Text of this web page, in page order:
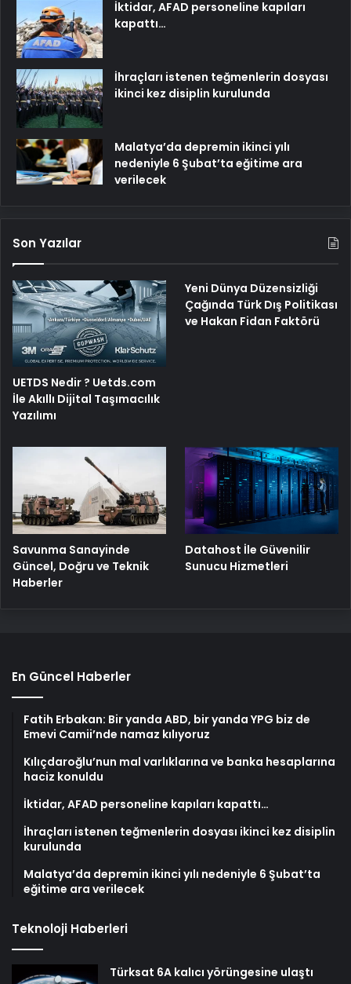
İktidar, AFAD personeline kapıları
kapattı…
İhraçları istenen teğmenlerin dosyası
ikinci kez disiplin kurulunda
Malatya’da depremin ikinci yılı
nedeniyle 6 Şubat’ta eğitime ara
verilecek
Son Yazılar
UETDS Nedir ? Uetds.com
İle Akıllı Dijital Taşımacılık
Yazılımı
Yeni Dünya Düzensizliği
Çağında Türk Dış Politikası
ve Hakan Fidan Faktörü
Savunma Sanayinde
Güncel, Doğru ve Teknik
Haberler
Datahost İle Güvenilir
Sunucu Hizmetleri
En Güncel Haberler
Fatih Erbakan: Bir yanda ABD, bir yanda YPG biz de
Emevi Camii’nde namaz kılıyoruz
Kılıçdaroğlu’nun mal varlıklarına ve banka hesaplarına
haciz konuldu
İktidar, AFAD personeline kapıları kapattı…
İhraçları istenen teğmenlerin dosyası ikinci kez disiplin
kurulunda
Malatya’da depremin ikinci yılı nedeniyle 6 Şubat’ta
eğitime ara verilecek
Teknoloji Haberleri
Türksat 6A kalıcı yörüngesine ulaştı